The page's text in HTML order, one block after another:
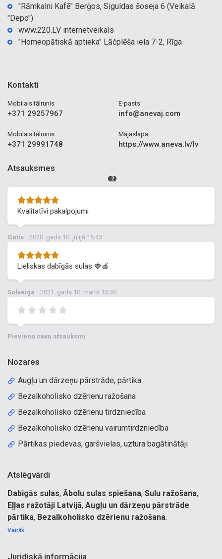
"Rāmkalni Kafē" Berģos, Siguldas šoseja 6 (Veikalā
"Depo")
www.220.LV internetveikals
"Homeopātiskā aptieka" Lāčplēša iela 7-2, Rīga
Kontakti
Mobilais tālrunis
+371 29257967
Mobilais tālrunis
+371 29991748
E-pasts
info@anevaj.com
Mājaslapa
https://www.aneva.lv/lv
Atsauksmes
2
Kvalitatīvi pakalpojumi
Gatis 2020. gada 10. jūlijā 15:45
Lieliskas dabīgās sulas 🍓🍎
Solveiga 2021. gada 10. martā 15:30
Pievieno savu atsauksmi
Nozares
Augļu un dārzeņu pārstrāde, pārtika
Bezalkoholisko dzērienu ražošana
Bezalkoholisko dzērienu tirdzniecība
Bezalkoholisko dzērienu vairumtirdzniecība
Pārtikas piedevas, garšvielas, uztura bagātinātāji
Atslēgvārdi
Dabīgās sulas, Ābolu sulas spiešana, Sulu ražošana,
Eļļas ražotāji Latvijā, Augļu un dārzeņu pārstrāde
pārtika, Bezalkoholisko dzērienu ražošana.
Ābolu sulu spiešana Ķekavā. Sulu ražotāji Latvijā. Augļu
uzpirkšana, pārtika, augļu sula, sulas, ogu sulas, rabarberu
Vairāk...
Juridiskā informācija